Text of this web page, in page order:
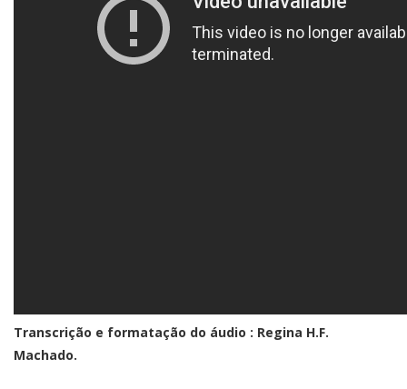
Transcrição e formatação do áudio : Regina H.F.
Machado.